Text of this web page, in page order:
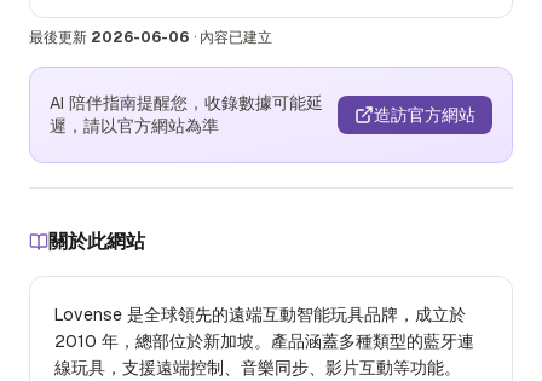
最後更新 2026-06-06 · 內容已建立
AI 陪伴指南提醒您，收錄數據可能延
遲，請以官方網站為準
造訪官方網站
關於此網站
Lovense 是全球領先的遠端互動智能玩具品牌，成立於
2010 年，總部位於新加坡。產品涵蓋多種類型的藍牙連
線玩具，支援遠端控制、音樂同步、影片互動等功能。